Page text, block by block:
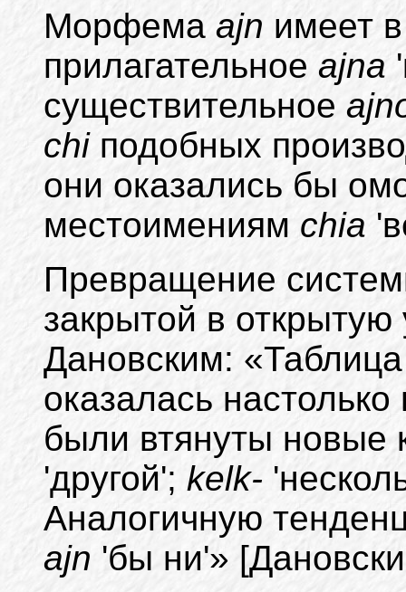
Морфема ajn имеет
прилагательное ajna
существительное
chi подобных
они оказались бы
местоимениям chiа
Превращение
закрытой в
Дановским:
оказалась
были втянуты
'другой'; kelk-
Аналогичную
ajn 'бы ни'»